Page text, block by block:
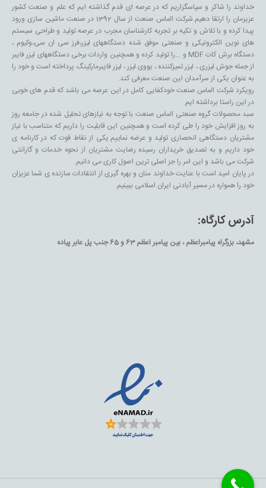
خداوند را شاکر و سپاسگزاریم که در عرصه ای قدم گذاشته ایم که علم و صنعت کشور
عزیزمان را ارتقا دهیم.شرکت الماس صنعت از سال 1392 در صنعت ماشین سازی ورود
پیدا کرده و با تلاش و تکیه بر تجربه کارشناسان مجرب در عرصه تولید و طراحی سیستم
های نوین الکترونیکی و صنعتی موفق شده دستگاههای لیزر،فرز سی ان سی،وکیوم ،
دستگاه برش کات MDF و …را تولید کرده و همچنین واردات برخی دستگاههای لیزر فایبر
از جمله جوش لیزری ، لیزر تمیزکننده ، یووی لیزر ، لیزر فایبرمارکینگ پرداخته است و خود را
به عنوان یکی از سرآمدان این صنعت معرفی کند.
رویکرد شرکت الماس صنعت خودکفایی کامل در این عرصه می باشد که قدم های خوبی
در این راستا برداشته ایم.
سبد محصولات گروه صنعتی الماس صنعت با توجه به نیازهای تحلیل شده در جامعه روز
به روز افزایش خود را طی کرده است و همچنین این قابلیت را داریم که متناسب با نیاز
مشتریان دستگاهی انحصاری تولید و عرضه نماییم.یکی از نقاط قوت که در کارنامه ی
خود داریم و به تصدیق خریداران رسیده رضایت مشتریان از نحوه خدمات و گارانتی
شرکت می باشد و این امر را جز اصلی ترین اصول کاری می دانیم.
در پایان امید است با عنایت خداوند منان و بهره گیری از انتقادات سازنده ی شما عزیزان
خود را همواره در مسیر آبادنی ایران اسلامی ببینیم.
آدرس کارگاه:
مشهد، بزرگراه پیامبراعظم ، بین پیامبر اعظم 63 و 65 جنب پل عابر پیاده